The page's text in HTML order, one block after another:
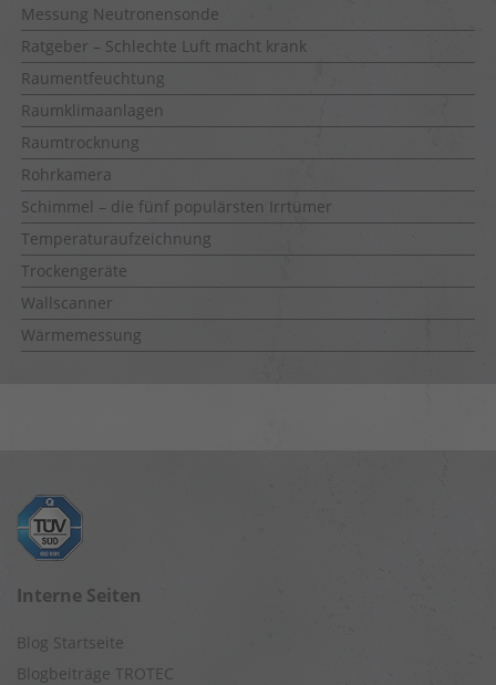
Messung Neutronensonde
Ratgeber – Schlechte Luft macht krank
Raumentfeuchtung
Raumklimaanlagen
Raumtrocknung
Rohrkamera
Schimmel – die fünf populärsten Irrtümer
Temperaturaufzeichnung
Trockengeräte
Wallscanner
Wärmemessung
Interne Seiten
Blog Startseite
Blogbeiträge TROTEC